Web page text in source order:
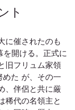
ト
に催されたのも
を開ける。正式に
旧フリュム家領
た が、その一
、伴侶と共に厳
稀代の名領主と